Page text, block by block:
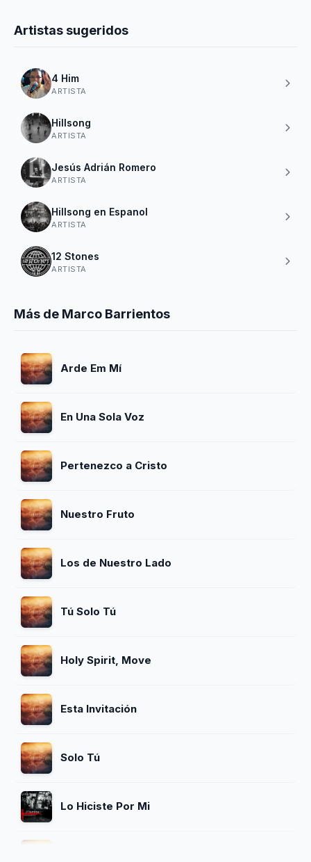
Artistas sugeridos
4 Him
ARTISTA
Hillsong
ARTISTA
Jesús Adrián Romero
ARTISTA
Hillsong en Espanol
ARTISTA
12 Stones
ARTISTA
Más de Marco Barrientos
Arde Em Mí
En Una Sola Voz
Pertenezco a Cristo
Nuestro Fruto
Los de Nuestro Lado
Tú Solo Tú
Holy Spirit, Move
Esta Invitación
Solo Tú
Lo Hiciste Por Mi